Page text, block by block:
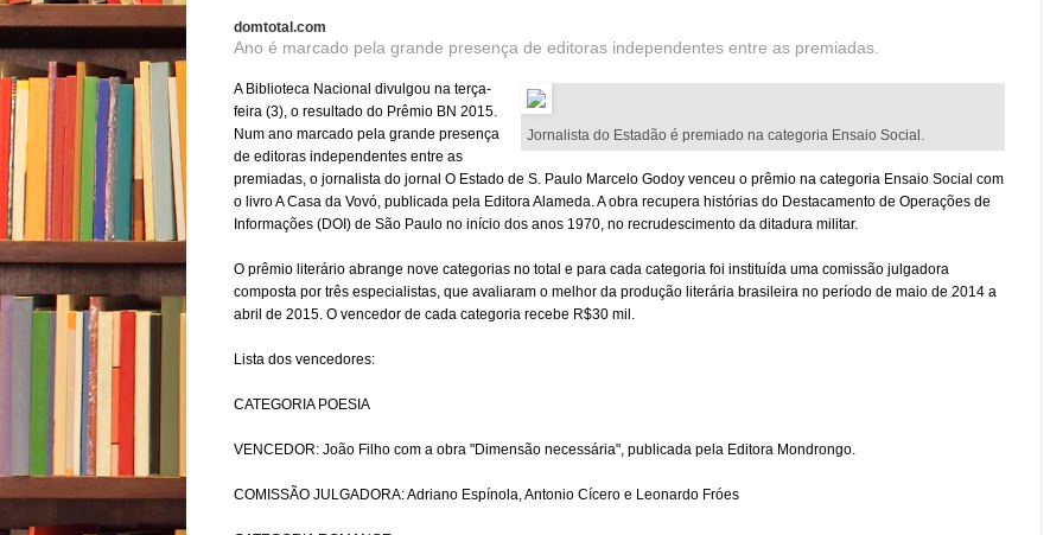
domtotal.com
Ano é marcado pela grande presença de editoras independentes entre as premiadas.
Jornalista do Estadão é premiado na categoria Ensaio Social.
A Biblioteca Nacional divulgou na terça-
feira (3), o resultado do Prêmio BN 2015.
Num ano marcado pela grande presença
de editoras independentes entre as
premiadas, o jornalista do jornal O Estado de S. Paulo Marcelo Godoy venceu o prêmio na categoria Ensaio Social com
o livro A Casa da Vovó, publicada pela Editora Alameda. A obra recupera histórias do Destacamento de Operações de
Informações (DOI) de São Paulo no início dos anos 1970, no recrudescimento da ditadura militar.
O prêmio literário abrange nove categorias no total e para cada categoria foi instituída uma comissão julgadora
composta por três especialistas, que avaliaram o melhor da produção literária brasileira no período de maio de 2014 a
abril de 2015. O vencedor de cada categoria recebe R$30 mil.
Lista dos vencedores:
CATEGORIA POESIA
VENCEDOR: João Filho com a obra "Dimensão necessária", publicada pela Editora Mondrongo.
COMISSÃO JULGADORA: Adriano Espínola, Antonio Cícero e Leonardo Fróes